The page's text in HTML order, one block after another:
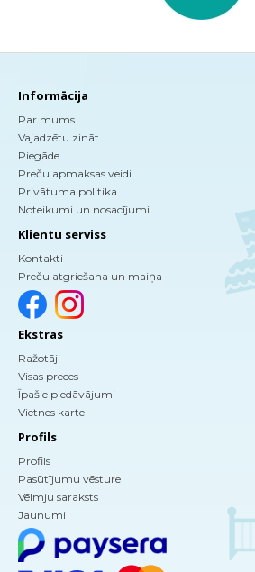
Informācija
Par mums
Vajadzētu zināt
Piegāde
Preču apmaksas veidi
Privātuma politika
Noteikumi un nosacījumi
Klientu serviss
Kontakti
Preču atgriešana un maiņa
Ekstras
Ražotāji
Visas preces
Īpašie piedāvājumi
Vietnes karte
Profils
Profils
Pasūtījumu vēsture
Vēlmju saraksts
Jaunumi